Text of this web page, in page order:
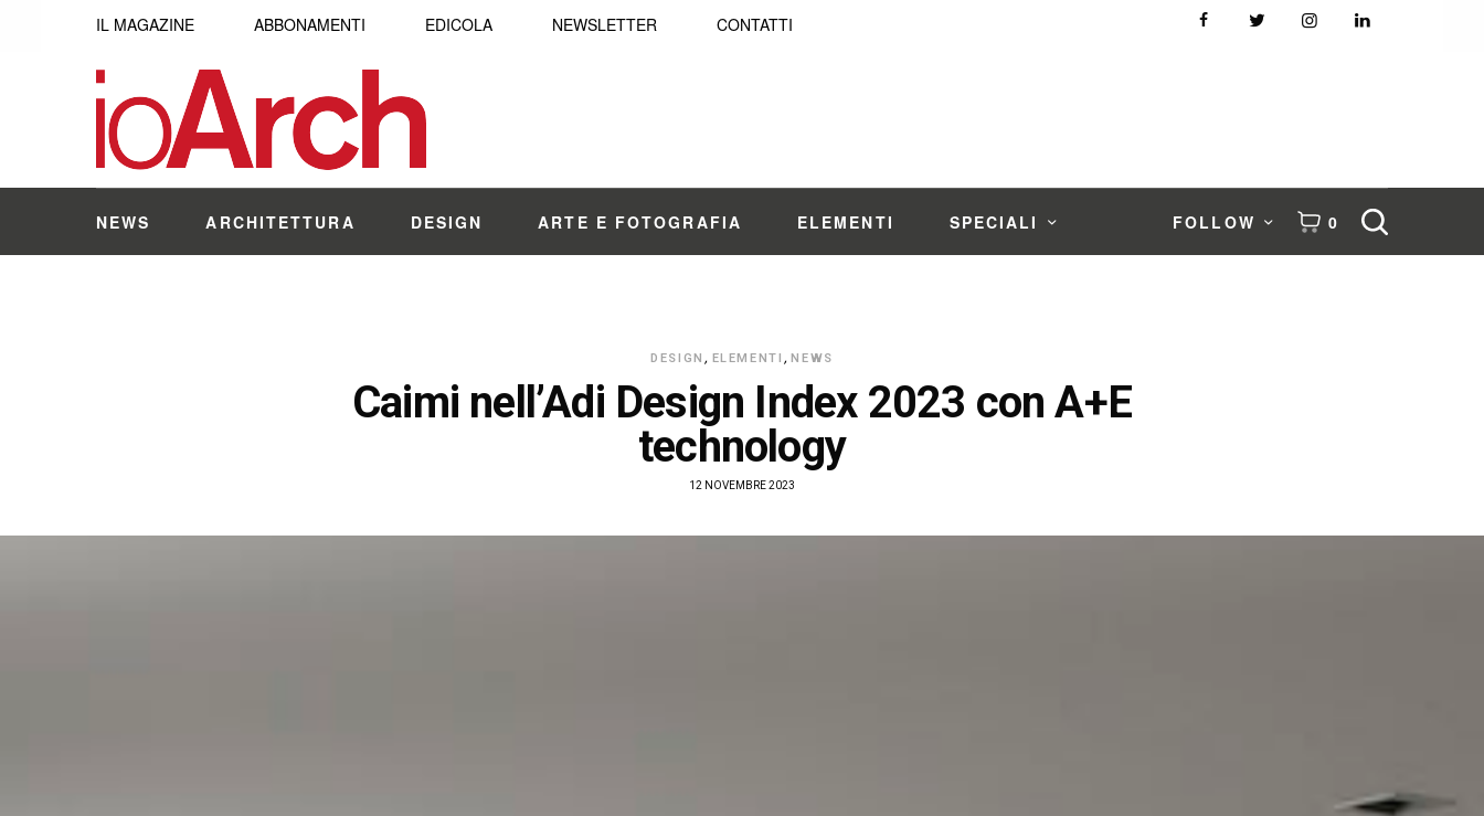
IL MAGAZINE ABBONAMENTI EDICOLA NEWSLETTER CONTATTI
NEWS ARCHITETTURA DESIGN ARTE E FOTOGRAFIA ELEMENTI SPECIALI FOLLOW 0
DESIGN , ELEMENTI , NEWS
Caimi nell’Adi Design Index 2023 con A+E
technology
12 NOVEMBRE 2023